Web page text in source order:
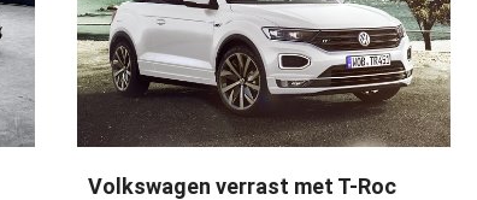
Volkswagen verrast met T-Roc